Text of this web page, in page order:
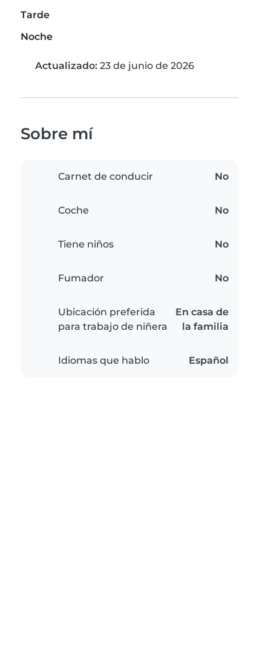
Tarde
Noche
Actualizado: 23 de junio de 2026
Sobre mí
Carnet de conducir No
Coche No
Tiene niños No
Fumador No
Ubicación preferida
para trabajo de niñera
En casa de
la familia
Idiomas que hablo Español